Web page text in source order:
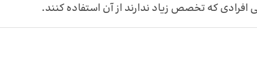
که تخصص زیاد ندارند از آن استفاده کنند.